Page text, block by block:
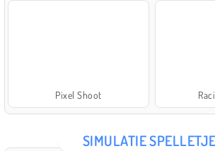
Pixel Shoot
SIMULATIE